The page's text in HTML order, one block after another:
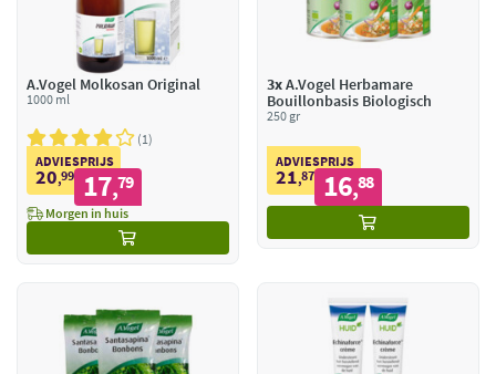
A.Vogel Molkosan Original
1000 ml
1
ADVIESPRIJS
20,99 17,79
Morgen in huis
3xA.Vogel Herbamare
Bouillonbasis Biologisch
250 gr
ADVIESPRIJS
21,87 16,88